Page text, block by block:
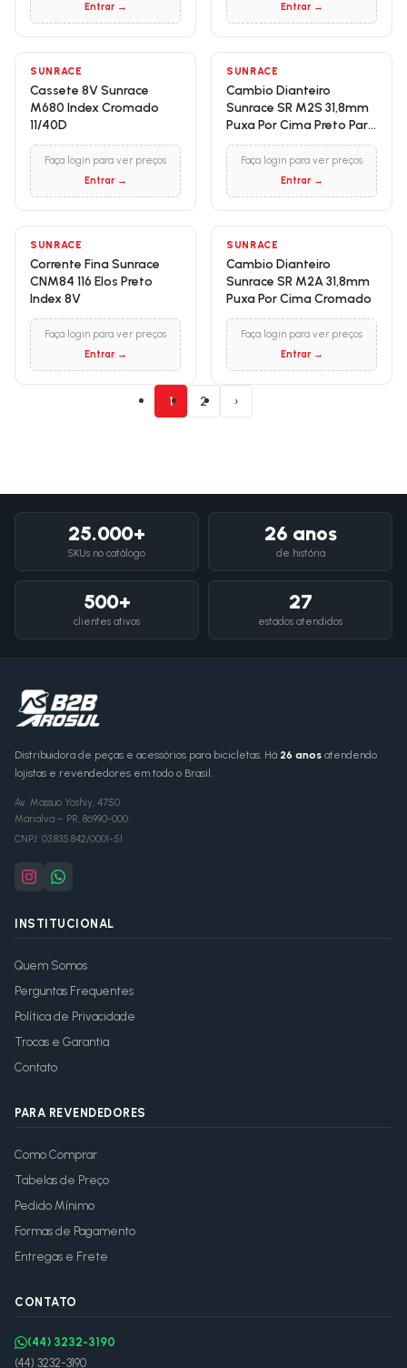
Entrar →
Entrar →
SUNRACE
Cassete 8V Sunrace
M680 Index Cromado
11/40D
Faça login para ver preços
Entrar →
SUNRACE
Cambio Dianteiro
Sunrace SR M2S 31,8mm
Puxa Por Cima Preto Para
Pedivela Reduzido
Faça login para ver preços
Entrar →
SUNRACE
Corrente Fina Sunrace
CNM84 116 Elos Preto
Index 8V
Faça login para ver preços
Entrar →
SUNRACE
Cambio Dianteiro
Sunrace SR M2A 31,8mm
Puxa Por Cima Cromado
Faça login para ver preços
Entrar →
1 2 ›
25.000+
SKUs no catálogo
26 anos
de história
500+
clientes ativos
27
estados atendidos
Distribuidora de peças e acessórios para bicicletas. Há 26 anos atendendo
lojistas e revendedores em todo o Brasil.
Av. Massuo Yoshiy, 4750
Marialva – PR, 86990-000
CNPJ: 03.835.842/0001-51
INSTITUCIONAL
Quem Somos
Perguntas Frequentes
Política de Privacidade
Trocas e Garantia
Contato
PARA REVENDEDORES
Como Comprar
Tabelas de Preço
Pedido Mínimo
Formas de Pagamento
Entregas e Frete
CONTATO
(44) 3232-3190
(44) 3232-3190